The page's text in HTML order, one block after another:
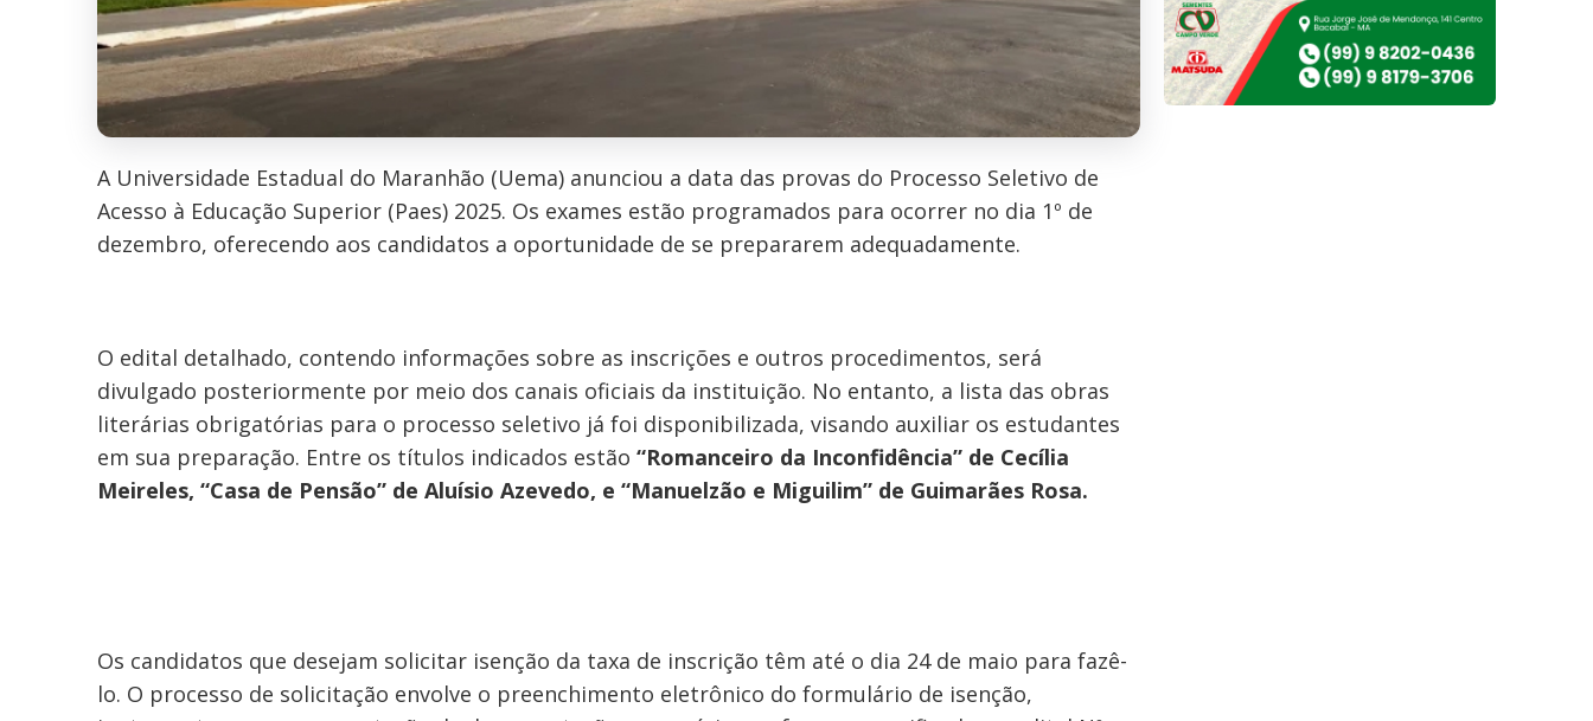
A Universidade Estadual do Maranhão (Uema) anunciou a data das provas do Processo Seletivo de
Acesso à Educação Superior (Paes) 2025. Os exames estão programados para ocorrer no dia 1º de
dezembro, oferecendo aos candidatos a oportunidade de se prepararem adequadamente.
O edital detalhado, contendo informações sobre as inscrições e outros procedimentos, será
divulgado posteriormente por meio dos canais oficiais da instituição. No entanto, a lista das obras
literárias obrigatórias para o processo seletivo já foi disponibilizada, visando auxiliar os estudantes
em sua preparação. Entre os títulos indicados estão “Romanceiro da Inconfidência” de Cecília
Meireles, “Casa de Pensão” de Aluísio Azevedo, e “Manuelzão e Miguilim” de Guimarães Rosa.
Os candidatos que desejam solicitar isenção da taxa de inscrição têm até o dia 24 de maio para fazê-
lo. O processo de solicitação envolve o preenchimento eletrônico do formulário de isenção,